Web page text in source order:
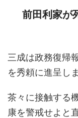
前田利家が
三成は政務復帰
を秀頼に進呈し
茶々に接触する
康を警戒せよと